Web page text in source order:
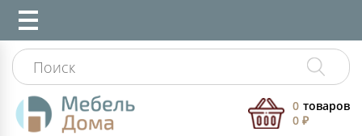
0 товаров
0 ₽